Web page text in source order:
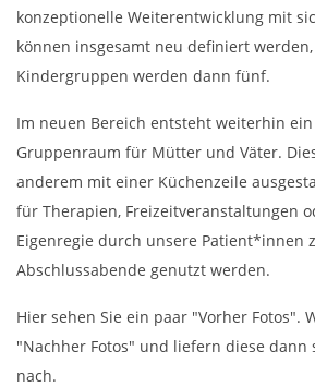
konzeptionelle Weiterentwicklung mit
können insgesamt neu definiert
Kindergruppen werden dann fünf.
Im neuen Bereich entsteht weiterhin
Gruppenraum für Mütter und Väter.
anderem mit einer Küchenzeile
für Therapien, Freizeitveranstaltungen
Eigenregie durch unsere Patient*innen
Abschlussabende genutzt werden.
Hier sehen Sie ein paar "Vorher Fotos".
"Nachher Fotos" und liefern diese dann
nach.